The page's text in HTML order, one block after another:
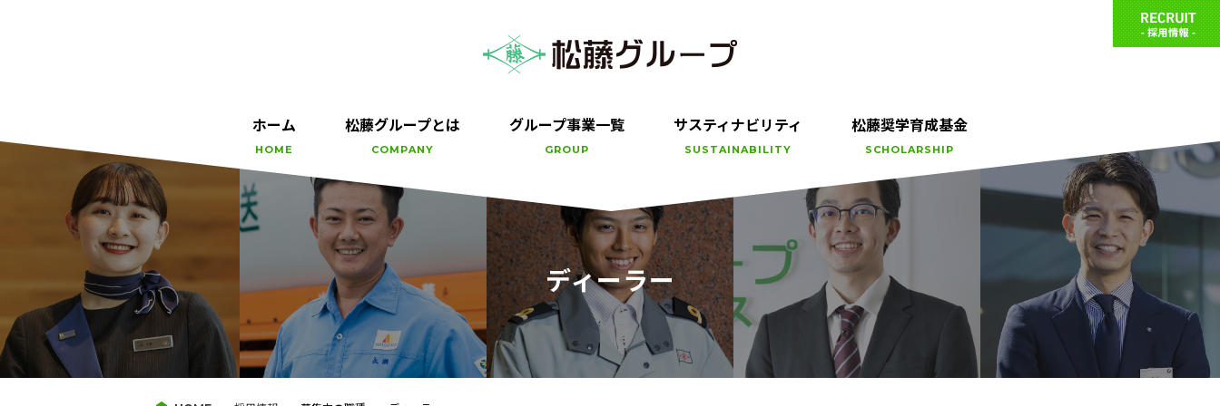
ホーム
HOME
松藤グループとは
COMPANY
グループ事業一覧
GROUP
サスティナビリティ
SUSTAINABILITY
松藤奨学育成基金
SCHOLARSHIP
ディーラー